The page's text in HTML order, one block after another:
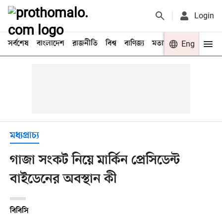
Login
সর্বশেষ বাংলাদেশ রাজনীতি বিশ্ব বাণিজ্য মতামত খেলা
Eng
মধ্যপ্রাচ্য
গাজা সংকট নিয়ে মার্কিন প্রেসিডেন্ট
বাইডেনের অবস্থান কী
বিবিসি